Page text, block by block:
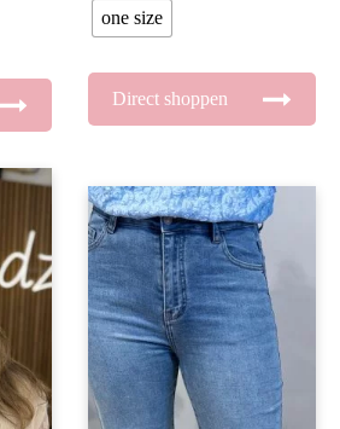
one size
Direct shoppen